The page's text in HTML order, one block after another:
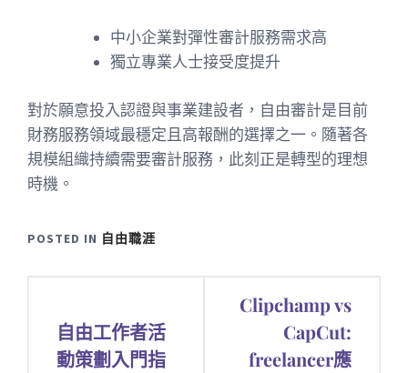
中小企業對彈性審計服務需求高
獨立專業人士接受度提升
對於願意投入認證與事業建設者，自由審計是目前
財務服務領域最穩定且高報酬的選擇之一。隨著各
規模組織持續需要審計服務，此刻正是轉型的理想
時機。
POSTED IN 自由職涯
自由工作者活
動策劃入門指
Clipchamp vs
CapCut:
freelancer應